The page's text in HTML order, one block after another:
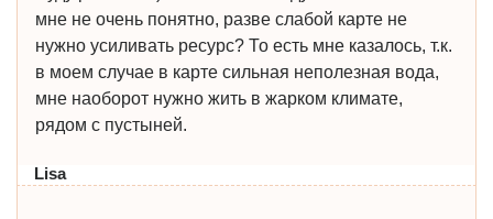
мне не очень понятно, разве слабой карте не
нужно усиливать ресурс? То есть мне казалось, т.к.
в моем случае в карте сильная неполезная вода,
мне наоборот нужно жить в жарком климате,
рядом с пустыней.
Lisa